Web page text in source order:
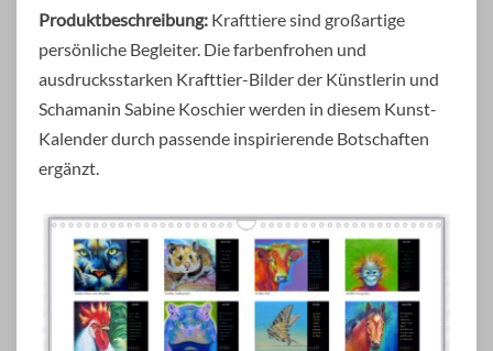
Produktbeschreibung: Krafttiere sind großartige
persönliche Begleiter. Die farbenfrohen und
ausdrucksstarken Krafttier-Bilder der Künstlerin und
Schamanin Sabine Koschier werden in diesem Kunst-
Kalender durch passende inspirierende Botschaften
ergänzt.